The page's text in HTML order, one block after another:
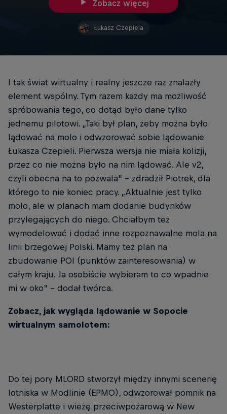
Zobacz więcej
Łukasz Czepiela
I tak świat wirtualny i realny jeszcze raz znalazły
element wspólny. Tym razem każdy ma możliwość
spróbowania tego, co dotąd było dane tylko
jednemu pilotowi. „Taki był plan, żeby można było
lądować na molo i odwzorować sobie lądowanie
Łukasza Czepieli. Pierwsza wersja nie miała kolizji,
przez co nie można było na nim lądować. Ale v2,
czyli obecna na to pozwala” – zdradził Piotrek, dla
którego to nie koniec pracy. „Aktualnie jest tylko
molo, ale w planach mam dodanie budynków
przylegających do niego. Chciałbym też
wymodelować i dodać inne rozpoznawalne mola na
linii brzegowej Polski. Mamy też plan na
zbudowanie POI (punktów zainteresowania) w
całym kraju. Ja osobiście wybieram to co wpadnie
mi w oko” – dodał twórca.
Zobacz, jak wygląda lądowanie w Sopocie
wirtualnym samolotem:
Do tej pory MLORD stworzył między innymi scenerię
lotniska w Modlinie (EPMO), odwzorował pomnik na
Westerplatte i wieżę przeciwpożarową w New